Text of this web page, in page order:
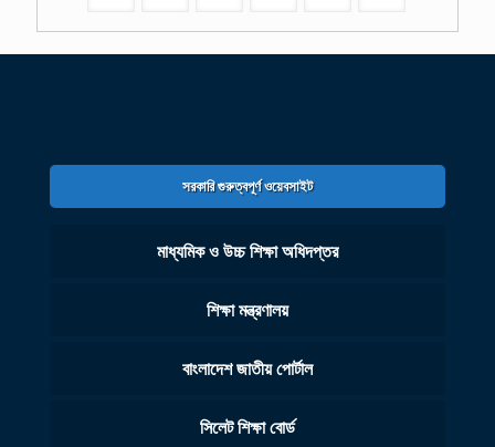
সরকারি গুরুত্বপূর্ণ ওয়েবসাইট
মাধ্যমিক ও উচ্চ শিক্ষা অধিদপ্তর
শিক্ষা মন্ত্রণালয়
বাংলাদেশ জাতীয় পোর্টাল
সিলেট শিক্ষা বোর্ড